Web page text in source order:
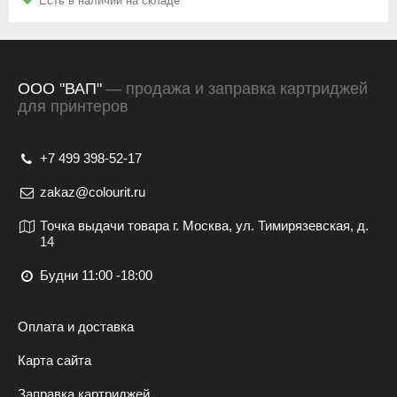
картриджа (например в нашей компании). Заправка от 2
сэкономить еще больше.
Упаковку картриджа;
Распечатка с картриджа;
ООО "ВАП" — продажа и заправка картриджей
для принтеров
+7 499 398-52-17
zakaz@colourit.ru
Точка выдачи товара г. Москва, ул. Тимирязевская, д.
14
Будни 11:00 -18:00
Оплата и доставка
Карта сайта